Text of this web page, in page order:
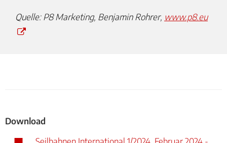
Quelle: P8 Marketing, Benjamin Rohrer, www.p8.eu
Download